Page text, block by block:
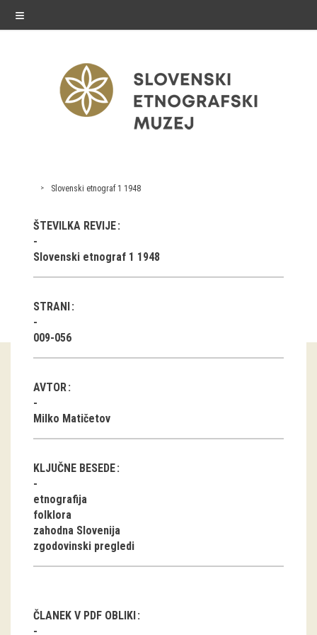
≡
exhibitions
Exhibitions in SEM
Past exhibitions
Virtual tours
public programme
Guided tours
Group visits
education
publications
Etnolog
Books
projects
Slovenski etnograf 1 1948
ŠTEVILKA REVIJE
Slovenski etnograf 1 1948
STRANI
009-056
AVTOR
Milko Matičetov
KLJUČNE BESEDE
etnografija
folklora
zahodna Slovenija
zgodovinski pregledi
ČLANEK V PDF OBLIKI